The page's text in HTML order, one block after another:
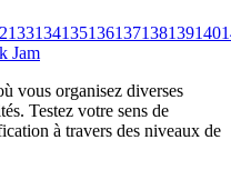
133134135136137138139140
Jam
vous organisez diverses
Testez votre sens de
à travers des niveaux de